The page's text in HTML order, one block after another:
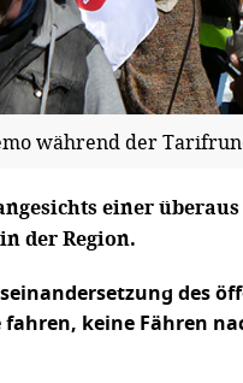
während der
einer
der Region.
des
keine Fähren